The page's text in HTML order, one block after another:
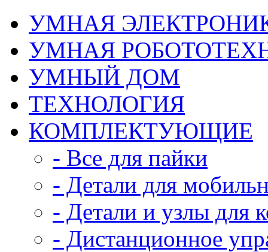
УМНАЯ
УМНАЯ
УМНЫЙ ДОМ
ТЕХНОЛОГИЯ
КОМПЛЕКТУЮЩИЕ
- Все для пайки
- Детали для
- Детали и узлы для
- Дистанционное